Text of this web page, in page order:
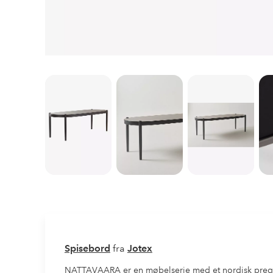
Spisebord fra Jotex
NATTAVAARA er en møbelserie med et nordisk